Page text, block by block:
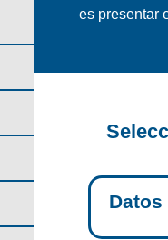
es presentar